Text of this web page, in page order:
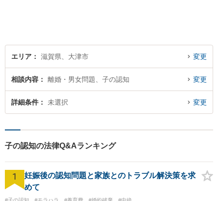
エリア 滋賀県、大津市 変更
相談内容 離婚・男女問題、子の認知 変更
詳細条件 未選択 変更
子の認知の法律Q&Aランキング
1
妊娠後の認知問題と家族とのトラブル解決策を求
めて